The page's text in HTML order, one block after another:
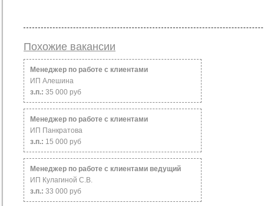
Похожие вакансии
Менеджер по работе с клиентами
ИП Алешина
з.п.: 35 000 руб
Менеджер по работе с клиентами
ИП Панкратова
з.п.: 15 000 руб
Менеджер по работе с клиентами ведущий
ИП Кулагиной С.В.
з.п.: 33 000 руб